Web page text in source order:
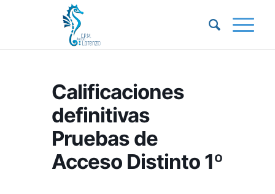
Calificaciones
definitivas
Pruebas de
Acceso Distinto 1º